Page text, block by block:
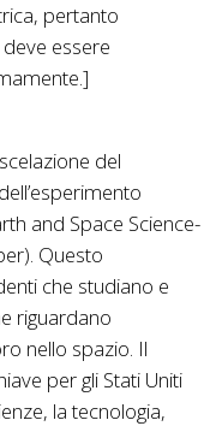
pertanto
essere
​​del
and Space Science-
Questo
che studiano e
riguardano
nello spazio. Il
per gli Stati Uniti
la tecnologia,